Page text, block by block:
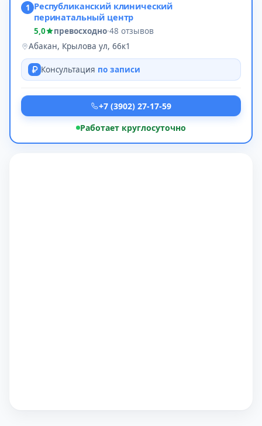
1 Республиканский клинический
перинатальный центр
5,0 превосходно·48 отзывов
Абакан, Крылова ул, 66к1
Консультация по записи
+7 (3902) 27-17-59
Работает круглосуточно